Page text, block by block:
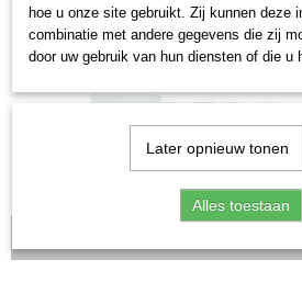
hoe u onze site gebruikt. Zij kunnen deze
combinatie met andere gegevens die zij
door uw gebruik van hun diensten of die u
Later opnieuw tonen
Alles toestaan